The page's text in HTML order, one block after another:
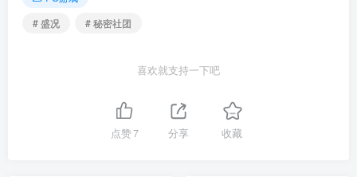
# 盛况
# 秘密社团
喜欢就支持一下吧
点赞7 分享 收藏